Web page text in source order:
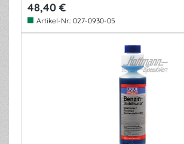
48,40 €
Artikel-Nr.: 027-0930-05